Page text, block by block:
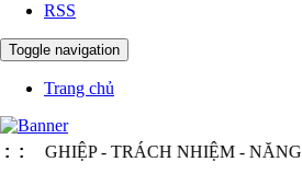
RSS
Toggle navigation
Trang chủ
: : - TRÁCH NHIỆM - NĂNG